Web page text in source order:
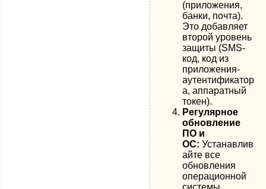
(приложения,
банки, почта).
Это добавляет
второй уровень
защиты (SMS-
код, код из
приложения-
аутентификатор
а, аппаратный
токен).
Регулярное
обновление
ПО и
ОС: Устанавлив
айте все
обновления
операционной
системы,